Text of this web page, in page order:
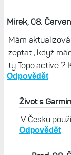
Mirek, 08.
Mám
zeptat , když
ty Topo active ?
Odpovědět
Život s
V Česku
Odpovědět